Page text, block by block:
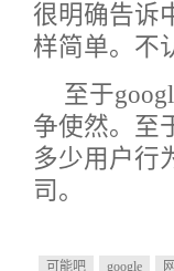
很明确告诉
样简单。不
至于
争使然。至
多少用户行
司。
可能吧 google